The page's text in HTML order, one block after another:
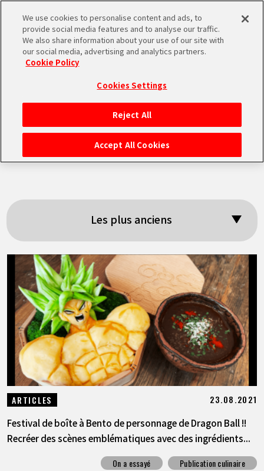
MEN
ACCUEIL
NEWS
À NE PAS MANQUER
VIDÉOS
ARTICLES
À PROPOS
LANGUAGE
JP
EN FR DE ES
Résultats de la
recherche: 「On a
essayé」
Les plus anciens
ARTICLES 23.08.2021
Festival de boîte à Bento de personnage de Dragon Ball !!
Recréer des scènes emblématiques avec des ingrédients...
On a essayé
Publication culinaire
We use cookies to personalise content and ads, to
provide social media features and to analyse our traffic.
We also share information about your use of our site with
our social media, advertising and analytics partners.
Cookie Policy
Cookies Settings
Reject All
Accept All Cookies